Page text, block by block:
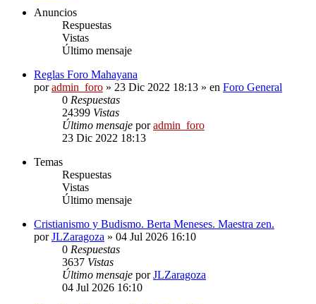
Anuncios
Respuestas
Vistas
Último mensaje
Reglas Foro Mahayana
poradmin_foro » 23 Dic 2022 18:13 » en Foro General
0 Respuestas
24399 Vistas
Último mensaje poradmin_foro
23 Dic 2022 18:13
Temas
Respuestas
Vistas
Último mensaje
Cristianismo y Budismo. Berta Meneses. Maestra zen.
porJLZaragoza » 04 Jul 2026 16:10
0 Respuestas
3637 Vistas
Último mensaje porJLZaragoza
04 Jul 2026 16:10